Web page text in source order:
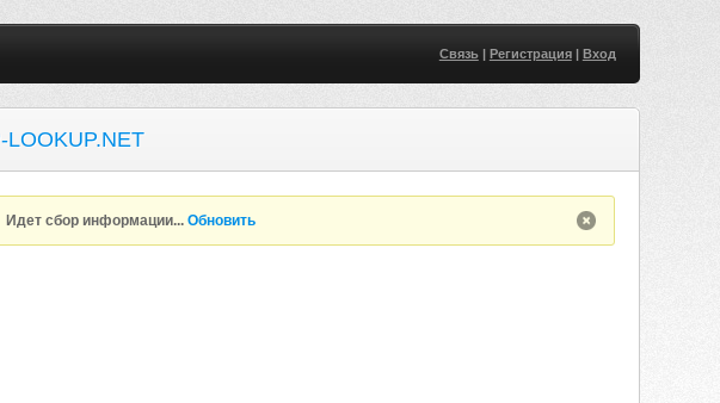
Связь| Регистрация| Вход
LOOKUP.NET
Идет сбор информации...Обновить